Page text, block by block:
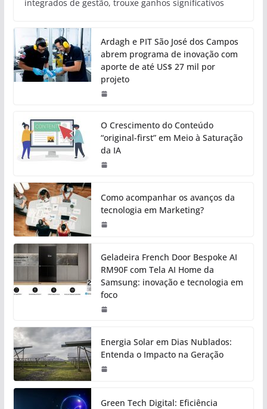
integrados de gestão, trouxe ganhos significativos
Ardagh e PIT São José dos Campos
abrem programa de inovação com
aporte de até US$ 27 mil por
projeto
O Crescimento do Conteúdo
“original-first” em Meio à Saturação
da IA
Como acompanhar os avanços da
tecnologia em Marketing?
Geladeira French Door Bespoke AI
RM90F com Tela AI Home da
Samsung: inovação e tecnologia em
foco
Energia Solar em Dias Nublados:
Entenda o Impacto na Geração
Green Tech Digital: Eficiência